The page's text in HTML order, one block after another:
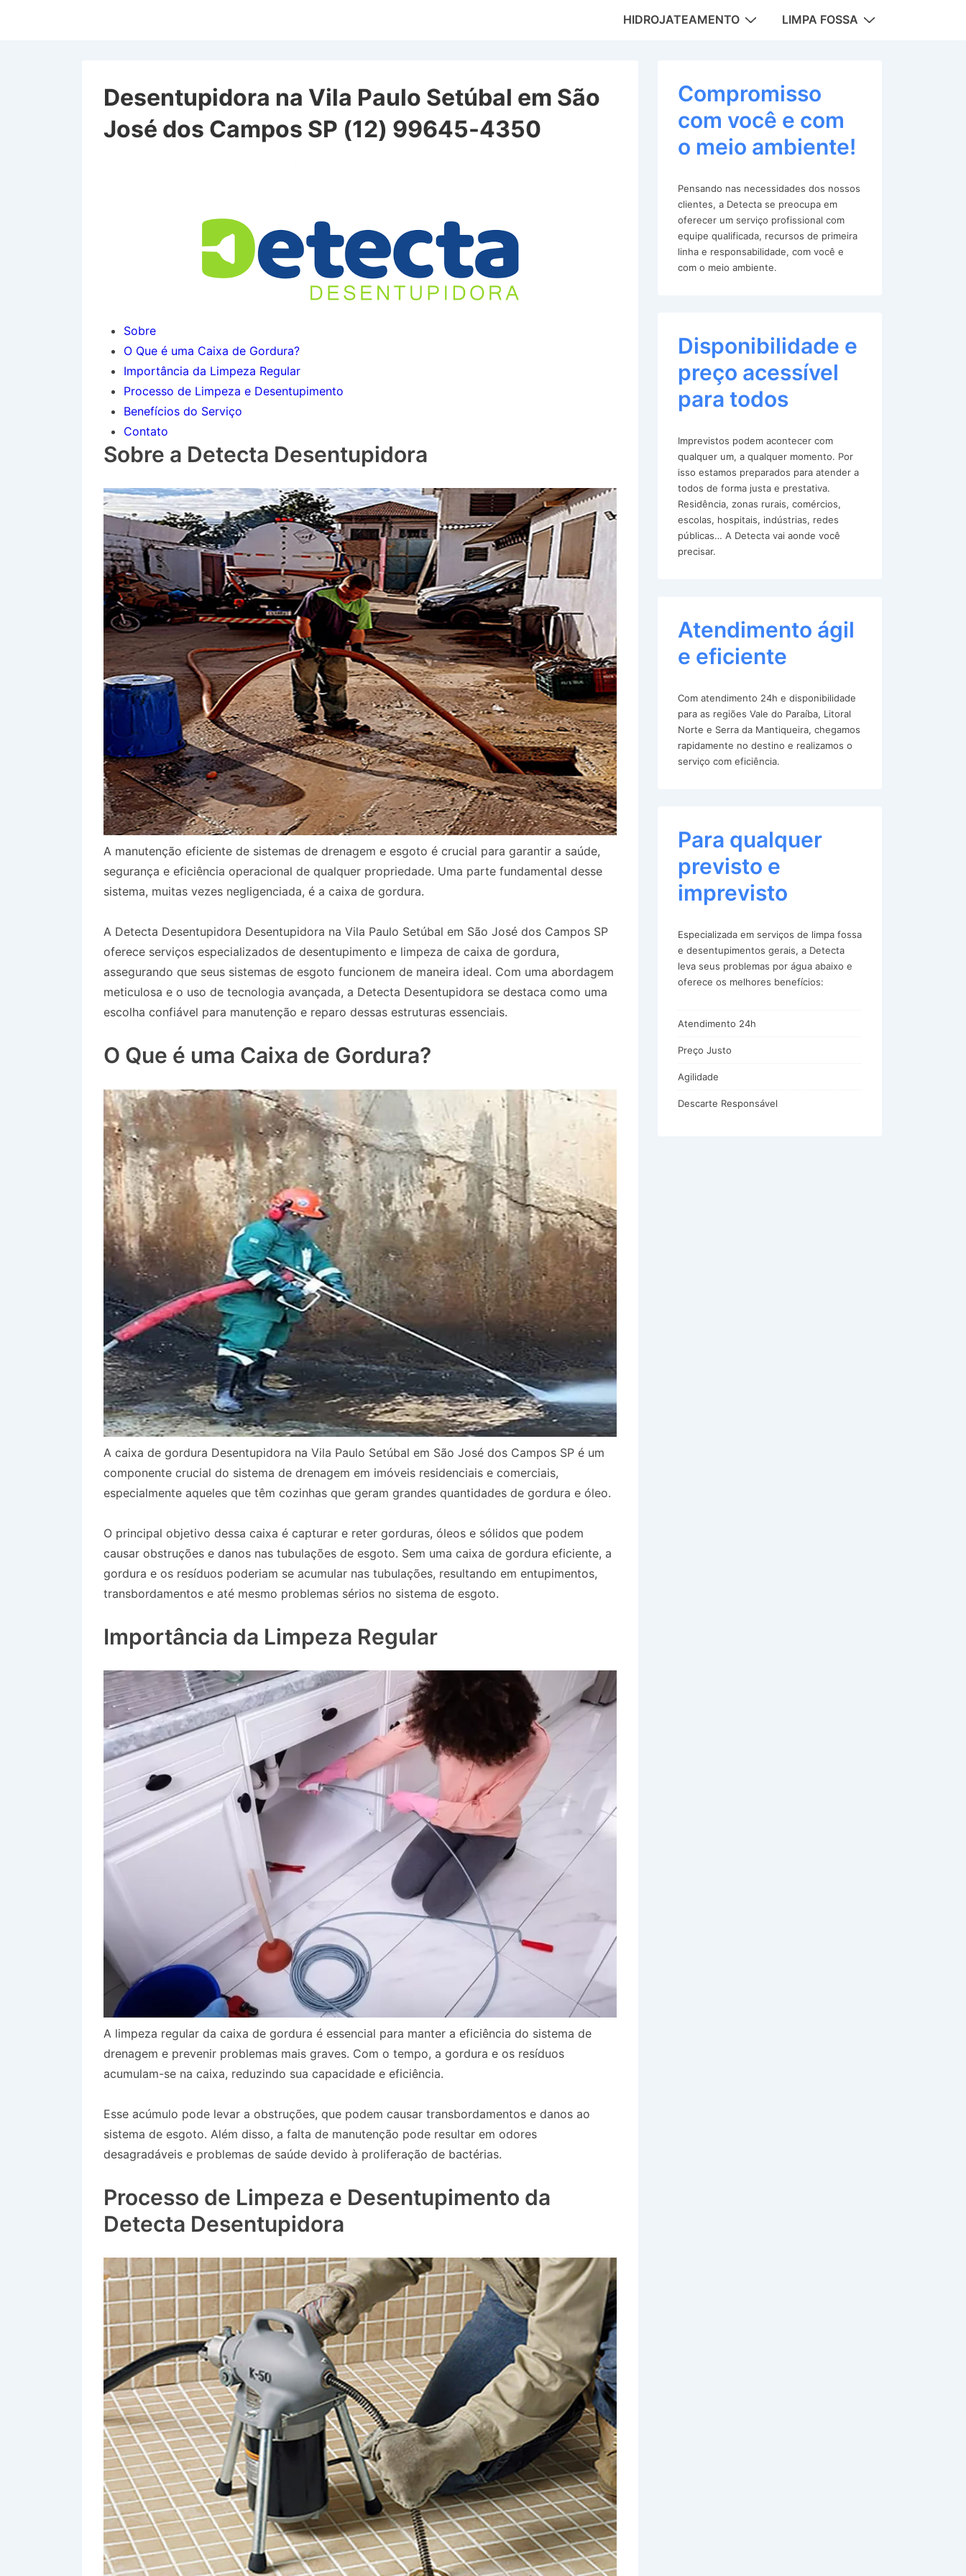
MainHIDROJATEAMENTO LIMPA FOSSA
Desentupidora na Vila Paulo Setúbal em São
José dos Campos SP (12) 99645-4350
Sobre
O Que é uma Caixa de Gordura?
Importância da Limpeza Regular
Processo de Limpeza e Desentupimento
Benefícios do Serviço
Contato
Sobre a Detecta Desentupidora
A manutenção eficiente de sistemas de drenagem e esgoto é crucial para garantir a saúde,
segurança e eficiência operacional de qualquer propriedade. Uma parte fundamental desse
sistema, muitas vezes negligenciada, é a caixa de gordura.
A Detecta Desentupidora Desentupidora na Vila Paulo Setúbal em São José dos Campos SP
oferece serviços especializados de desentupimento e limpeza de caixa de gordura,
assegurando que seus sistemas de esgoto funcionem de maneira ideal. Com uma abordagem
meticulosa e o uso de tecnologia avançada, a Detecta Desentupidora se destaca como uma
escolha confiável para manutenção e reparo dessas estruturas essenciais.
O Que é uma Caixa de Gordura?
A caixa de gordura Desentupidora na Vila Paulo Setúbal em São José dos Campos SP é um
componente crucial do sistema de drenagem em imóveis residenciais e comerciais,
especialmente aqueles que têm cozinhas que geram grandes quantidades de gordura e óleo.
O principal objetivo dessa caixa é capturar e reter gorduras, óleos e sólidos que podem
causar obstruções e danos nas tubulações de esgoto. Sem uma caixa de gordura eficiente, a
gordura e os resíduos poderiam se acumular nas tubulações, resultando em entupimentos,
transbordamentos e até mesmo problemas sérios no sistema de esgoto.
Importância da Limpeza Regular
A limpeza regular da caixa de gordura é essencial para manter a eficiência do sistema de
drenagem e prevenir problemas mais graves. Com o tempo, a gordura e os resíduos
acumulam-se na caixa, reduzindo sua capacidade e eficiência.
Esse acúmulo pode levar a obstruções, que podem causar transbordamentos e danos ao
sistema de esgoto. Além disso, a falta de manutenção pode resultar em odores
desagradáveis e problemas de saúde devido à proliferação de bactérias.
Processo de Limpeza e Desentupimento da
Detecta Desentupidora
Compromisso
com você e com
o meio ambiente!
Pensando nas necessidades dos nossos
clientes, a Detecta se preocupa em
oferecer um serviço profissional com
equipe qualificada, recursos de primeira
linha e responsabilidade, com você e
com o meio ambiente.
Disponibilidade e
preço acessível
para todos
Imprevistos podem acontecer com
qualquer um, a qualquer momento. Por
isso estamos preparados para atender a
todos de forma justa e prestativa.
Residência, zonas rurais, comércios,
escolas, hospitais, indústrias, redes
públicas… A Detecta vai aonde você
precisar.
Atendimento ágil
e eficiente
Com atendimento 24h e disponibilidade
para as regiões Vale do Paraíba, Litoral
Norte e Serra da Mantiqueira, chegamos
rapidamente no destino e realizamos o
serviço com eficiência.
Para qualquer
previsto e
imprevisto
Especializada em serviços de limpa fossa
e desentupimentos gerais, a Detecta
leva seus problemas por água abaixo e
oferece os melhores benefícios:
Atendimento 24h
Preço Justo
Agilidade
Descarte Responsável